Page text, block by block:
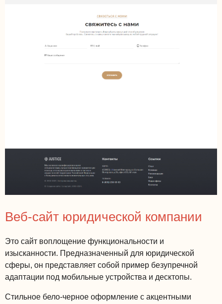
Веб-сайт юридической компании
Это сайт воплощение функциональности и
изысканности. Предназначенный для юридической
сферы, он представляет собой пример безупречной
адаптации под мобильные устройства и десктопы.
Стильное бело-черное оформление с акцентными